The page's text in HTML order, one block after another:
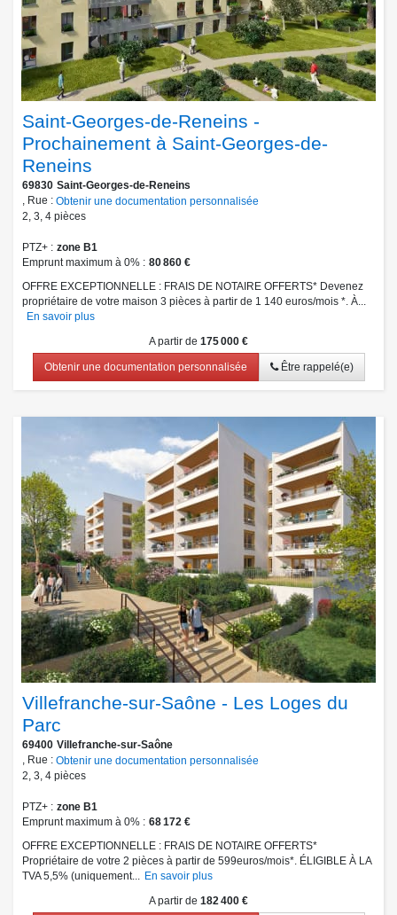
Saint-Georges-de-Reneins -
Prochainement à Saint-Georges-de-
Reneins
69830 Saint-Georges-de-Reneins
, Rue : Obtenir une documentation personnalisée
2, 3, 4 pièces
PTZ+
zone B1
Emprunt maximum à 0%
80 860 €
OFFRE EXCEPTIONNELLE : FRAIS DE NOTAIRE OFFERTS* Devenez
propriétaire de votre maison 3 pièces à partir de 1 140 euros/mois *. À...
En savoir plus
A partir de 175 000 €
Obtenir une documentation personnalisée Être rappelé(e)
Villefranche-sur-Saône - Les Loges du
Parc
69400 Villefranche-sur-Saône
, Rue : Obtenir une documentation personnalisée
2, 3, 4 pièces
PTZ+
zone B1
Emprunt maximum à 0%
68 172 €
OFFRE EXCEPTIONNELLE : FRAIS DE NOTAIRE OFFERTS*
Propriétaire de votre 2 pièces à partir de 599euros/mois*. ÉLIGIBLE À LA
TVA 5,5% (uniquement... En savoir plus
A partir de 182 400 €